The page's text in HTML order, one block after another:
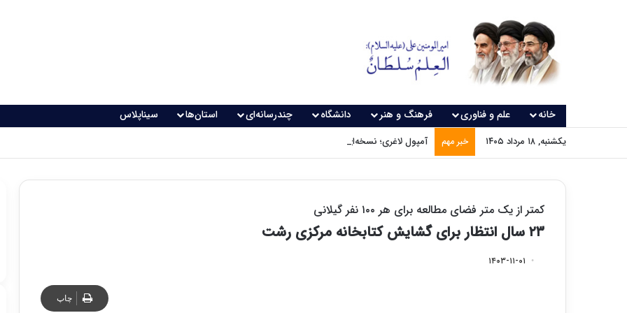
خانه علم و فناوری فرهنگ و هنر دانشگاه چندرسانه‌ای استان‌ها سیناپلاس
یکشنبه, ۱۸ مرداد ۱۴۰۵ خبر مهم آمپول لاغری؛ نسخه‌ای که بدون تغذیه خطرناک می‌شود
کمتر از یک متر فضای مطالعه برای هر ۱۰۰ نفر گیلانی
۲۳ سال انتظار برای گشایش کتابخانه مرکزی رشت
۱۴۰۳-۱۱-۰۱
چاپ